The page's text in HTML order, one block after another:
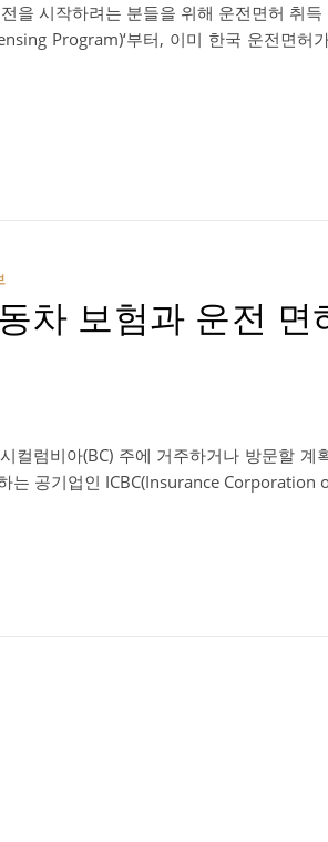
을 시작하려는 분들을 위해 운전면허 취
Program)‘부터, 이미 한국 운전면허
차 보험과 운전
컬럼비아(BC) 주에 거주하거나 방문할
는 공기업인 ICBC(Insurance